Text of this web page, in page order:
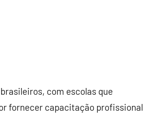
com escolas que
fornecer capacitação profissional